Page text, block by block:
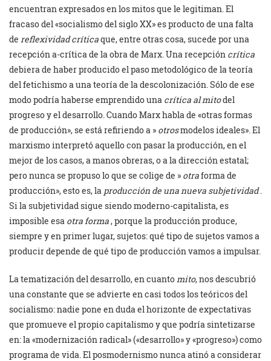
encuentran expresados en los mitos que le legitiman. El
fracaso del «socialismo del siglo XX» es producto de una falta
de reflexividad críticaque, entre otras cosa, sucede por una
recepción a-crítica de la obra de Marx. Una recepción crítica
debiera de haber producido el paso metodológico de la teoría
del fetichismo a una teoría de la descolonización. Sólo de ese
modo podría haberse emprendido una crítica al mitodel
progreso y el desarrollo. Cuando Marx habla de «otras formas
de producción», se está refiriendo a » otrosmodelos ideales». El
marxismo interpretó aquello con pasar la producción, en el
mejor de los casos, a manos obreras, o a la dirección estatal;
pero nunca se propuso lo que se colige de » otraforma de
producción», esto es, la producción de una nueva subjetividad.
Si la subjetividad sigue siendo moderno-capitalista, es
imposible esa otra forma, porque la producción produce,
siempre y en primer lugar, sujetos: qué tipo de sujetos vamos a
producir depende de qué tipo de producción vamos a impulsar.
La tematización del desarrollo, en cuanto mito, nos descubrió
una constante que se advierte en casi todos los teóricos del
socialismo: nadie pone en duda el horizonte de expectativas
que promueve el propio capitalismo y que podría sintetizarse
en: la «modernización radical» («desarrollo» y «progreso») como
programa de vida. El posmodernismo nunca atinó a considerar